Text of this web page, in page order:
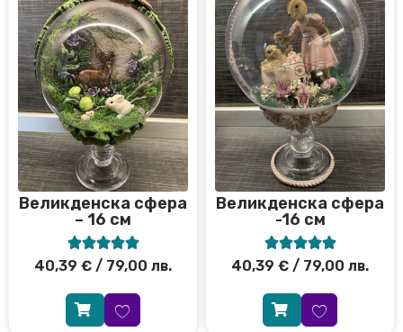
Великденска сфера
– 16 см

40,39 € / 79,00 лв.
Великденска сфера
-16 см

40,39 € / 79,00 лв.